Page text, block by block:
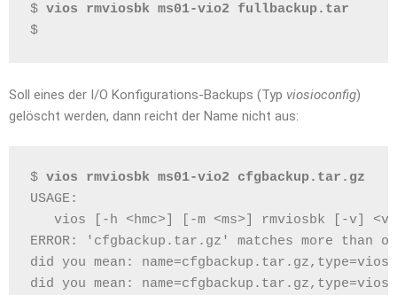
$ vios rmviosbk ms01-vio2 fullbackup.tar
$
Soll eines der I/O Konfigurations-Backups (Typ viosioconfig)
gelöscht werden, dann reicht der Name nicht aus:
$ vios rmviosbk ms01-vio2 cfgbackup.tar.gz
USAGE:
vios [-h <hmc>] [-m <ms>] rmviosbk [-v]
ERROR: 'cfgbackup.tar.gz' matches more than
did you mean:
did you mean: